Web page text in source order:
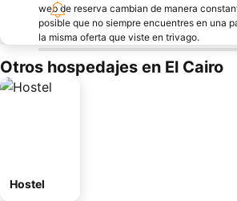
web de reserva cambian de manera
posible que no siempre encuentres en una
la misma oferta que viste en trivago.
Otros hospedajes en El Cairo
Hostel